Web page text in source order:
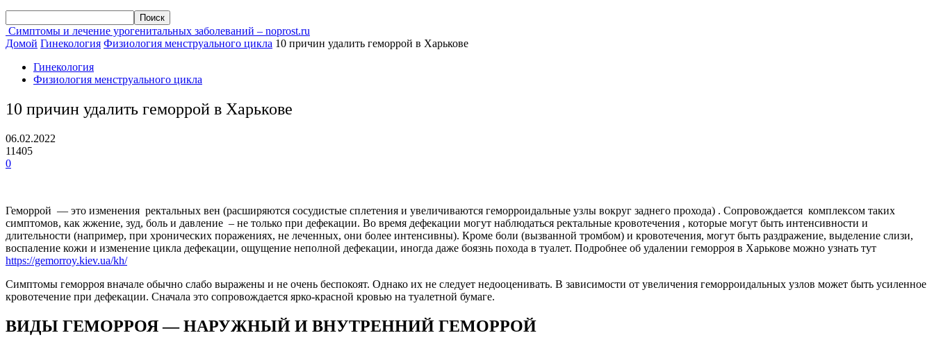
Симптомы и лечение урогенитальных заболеваний – noprost.ru
Домой Гинекология Физиология менструального цикла 10 причин удалить геморрой в Харькове
Гинекология
Физиология менструального цикла
10 причин удалить геморрой в Харькове
06.02.2022
11405
0
Геморрой — это изменения ректальных вен (расширяются сосудистые сплетения и увеличиваются геморроидальные узлы вокруг заднего прохода) . Сопровождается комплексом таких
симптомов, как жжение, зуд, боль и давление – не только при дефекации. Во время дефекации могут наблюдаться ректальные кровотечения , которые могут быть интенсивности и
длительности (например, при хронических поражениях, не леченных, они более интенсивны). Кроме боли (вызванной тромбом) и кровотечения, могут быть раздражение, выделение слизи,
воспаление кожи и изменение цикла дефекации, ощущение неполной дефекации, иногда даже боязнь похода в туалет. Подробнее об удалении геморроя в Харькове можно узнать тут
https://gemorroy.kiev.ua/kh/
Симптомы геморроя вначале обычно слабо выражены и не очень беспокоят. Однако их не следует недооценивать. В зависимости от увеличения геморроидальных узлов может быть усиленное
кровотечение при дефекации. Сначала это сопровождается ярко-красной кровью на туалетной бумаге.
ВИДЫ ГЕМОРРОЯ — НАРУЖНЫЙ И ВНУТРЕННИЙ ГЕМОРРОЙ